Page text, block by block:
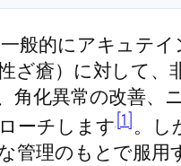
般的にアキュテ
ざ瘡）に対して
角化異常の改善、
ーチします[1]。し
管理のもとで服用